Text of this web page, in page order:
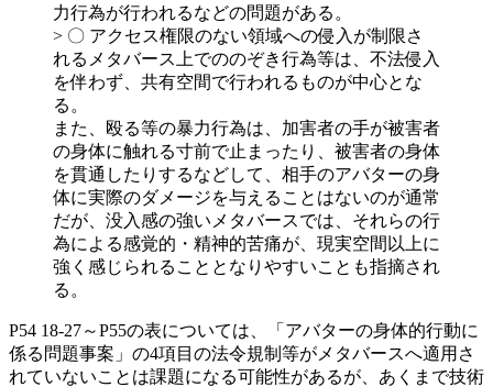
力行為が行われるなどの問題がある。
> 〇 アクセス権限のない領域への侵入が制限さ
れるメタバース上でののぞき行為等は、不法侵入
を伴わず、共有空間で行われるものが中心とな
る。
また、殴る等の暴力行為は、加害者の手が被害者
の身体に触れる寸前で止まったり、被害者の身体
を貫通したりするなどして、相手のアバターの身
体に実際のダメージを与えることはないのが通常
だが、没入感の強いメタバースでは、それらの行
為による感覚的・精神的苦痛が、現実空間以上に
強く感じられることとなりやすいことも指摘され
る。
P54 18-27～P55の表については、「アバターの身体的行動に
係る問題事案」の4項目の法令規制等がメタバースへ適用さ
れていないことは課題になる可能性があるが、あくまで技術